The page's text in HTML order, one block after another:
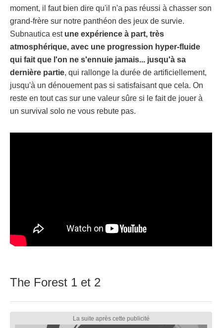
moment, il faut bien dire qu'il n'a pas réussi à chasser son
grand-frère sur notre panthéon des jeux de survie.
Subnautica est une expérience à part, très
atmosphérique, avec une progression hyper-fluide
qui fait que l'on ne s'ennuie jamais... jusqu'à sa
dernière partie, qui rallonge la durée de artificiellement,
jusqu'à un dénouement pas si satisfaisant que cela. On
reste en tout cas sur une valeur sûre si le fait de jouer à
un survival solo ne vous rebute pas.
The Forest 1 et 2